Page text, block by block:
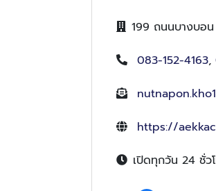
199 ถนนบางบอ
083-152-4163,
https://
เปิดทุกวัน 24 ชั่ว